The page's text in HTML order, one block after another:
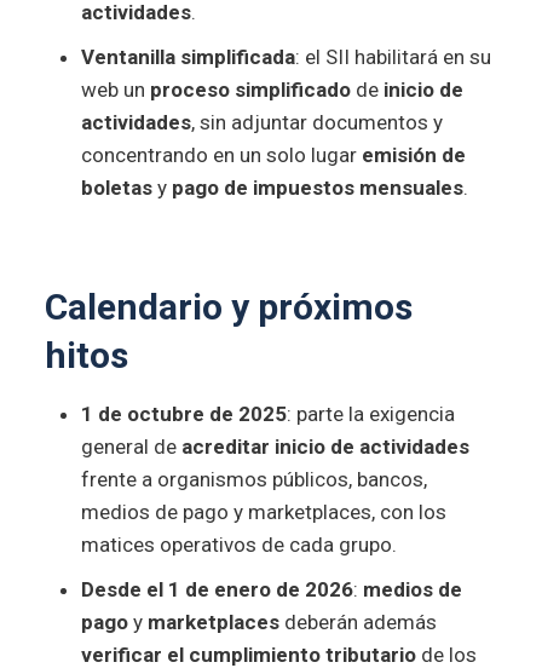
actividades.
Ventanilla simplificada: el SII habilitará en su
web un proceso simplificadode inicio de
actividades, sin adjuntar documentos y
concentrando en un solo lugar emisión de
boletasy pago de impuestos mensuales.
Calendario y próximos
hitos
1 de octubre de 2025: parte la exigencia
general de acreditar inicio de actividades
frente a organismos públicos, bancos,
medios de pago y marketplaces, con los
matices operativos de cada grupo.
Desde el 1 de enero de 2026: medios de
pagoy marketplacesdeberán además
verificar el cumplimiento tributariode los